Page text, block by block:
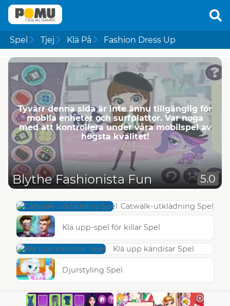
Spel Tjej Klä På Fashion Dress Up
Tyvärr denna sida är inte ännu tillgänglig för
mobila enheter och surfplattor. Var noga
med att kontrollera under våra mobilspel av
högsta kvalitet!
Blythe Fashionista Fun 5.0
Catwalk-utklädning Spel
Klä upp-spel för killar Spel
Klä upp kändisar Spel
Djurstyling Spel